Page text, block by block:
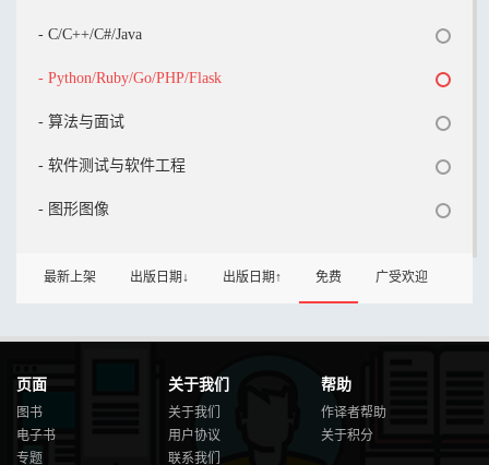
- C/C++/C#/Java
- Python/Ruby/Go/PHP/Flask
- 算法与面试
- 软件测试与软件工程
- 图形图像
最新上架 出版日期↓ 出版日期↑ 免费 广受欢迎
页面
图书
电子书
专题
关于我们
关于我们
用户协议
联系我们
帮助
作译者帮助
关于积分